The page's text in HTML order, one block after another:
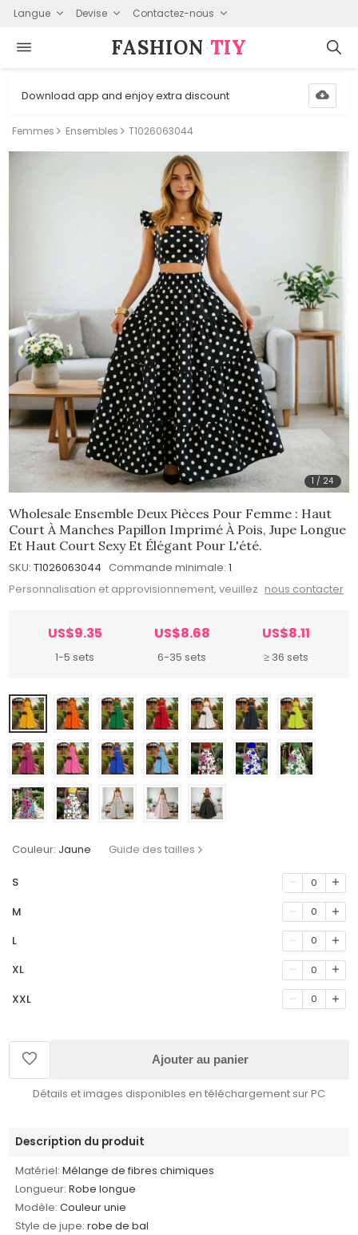
Langue Devise Contactez-nous
FASHION⁠ TIY
Download app and enjoy extra discount
Femmes Ensembles T1026063044
1 / 24
Wholesale Ensemble Deux Pièces Pour Femme : Haut
Court À Manches Papillon Imprimé À Pois, Jupe Longue
Et Haut Court Sexy Et Élégant Pour L'été.
SKU: T1026063044 Commande minimale: 1
Personnalisation et approvisionnement, veuillez nous contacter
US$9.35
1-5 sets
US$8.68
6-35 sets
US$8.11
≥ 36 sets
Couleur: Jaune Guide des tailles
S 0
M 0
L 0
XL 0
XXL 0
Ajouter au panier
Détails et images disponibles en téléchargement sur PC
Description du produit
Matériel: Mélange de fibres chimiques
Longueur: Robe longue
Modèle: Couleur unie
Style de jupe: robe de bal